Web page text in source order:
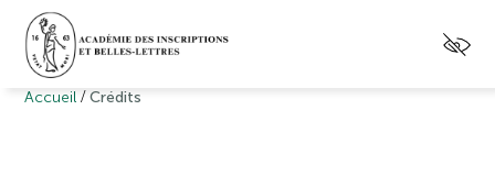
Accueil /Crédits